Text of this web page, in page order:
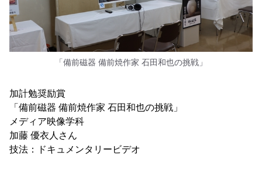
「備前磁器 備前焼作家 石田和也の挑戦」
加計勉奨励賞
「備前磁器 備前焼作家 石田和也の挑戦」
メディア映像学科
加藤 優衣人さん
技法：ドキュメンタリービデオ